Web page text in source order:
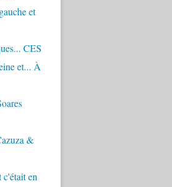
et
CES
et... À
&
en